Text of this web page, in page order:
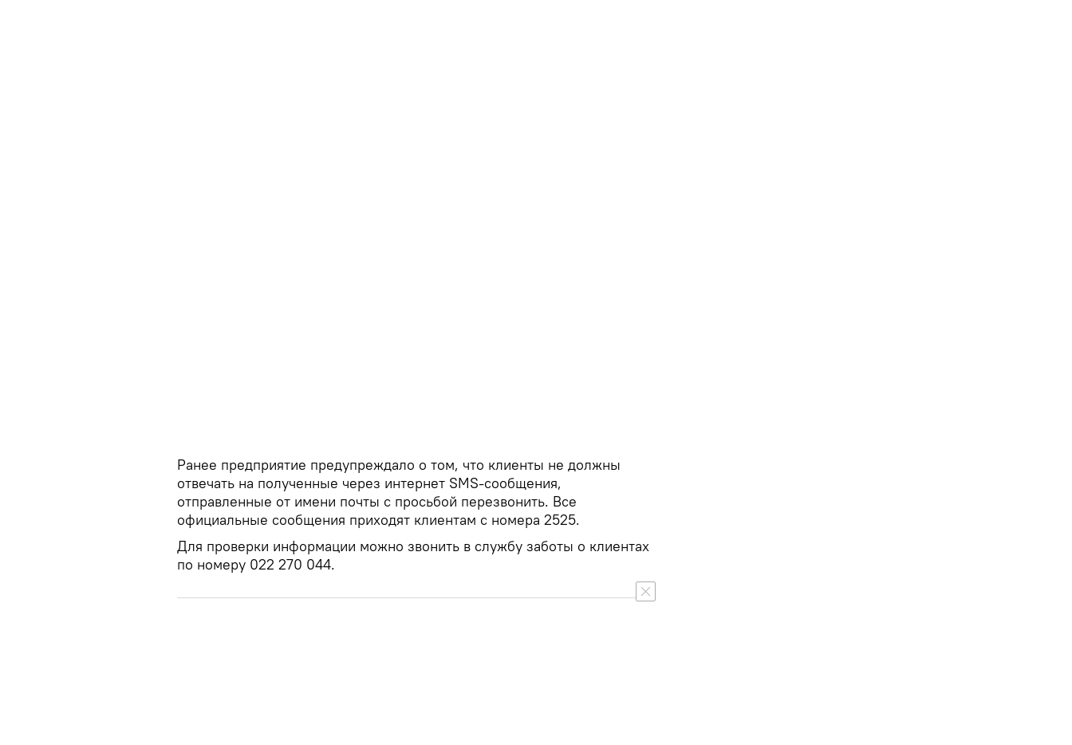
Ранее предприятие предупреждало о том, что клиенты не должны
отвечать на полученные через интернет SMS-сообщения,
отправленные от имени почты с просьбой перезвонить. Все
официальные сообщения приходят клиентам с номера 2525.
Для проверки информации можно звонить в службу заботы о клиентах
по номеру 022 270 044.